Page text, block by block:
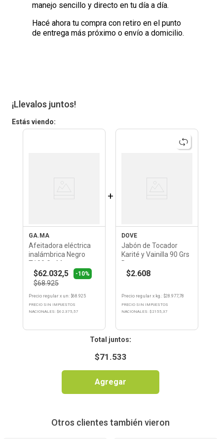
manejo sencillo y directo en tu día a día.
Hacé ahora tu compra con retiro en el punto
de entrega más próximo o envío a domicilio.
¡Llevalos juntos!
Estás viendo:
GA.MA
Afeitadora eléctrica
inalámbrica Negro
T100 Ga.Ma
$62.032,5 -10%
$68.925
Precio regular x un: $68.925
PRECIO SIN IMPUESTOS
NACIONALES: $62.375,57
+
DOVE
Jabón de Tocador
Karité y Vainilla 90 Grs
Dove
$2.608
Precio regular x kg. : $28.977,78
PRECIO SIN IMPUESTOS
NACIONALES: $ 2155,37
:
$71.533
Agregar
Otros clientes también vieron